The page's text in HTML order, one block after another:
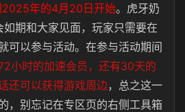
年的4月20日开始。虎牙奶
期和大家见面，玩家只需要在
可以参与活动。在参与活动期间
小时的加速会员，还有30天的
还可以获得游戏周边 ，总之这一
，别忘记在专区页的右侧工具箱